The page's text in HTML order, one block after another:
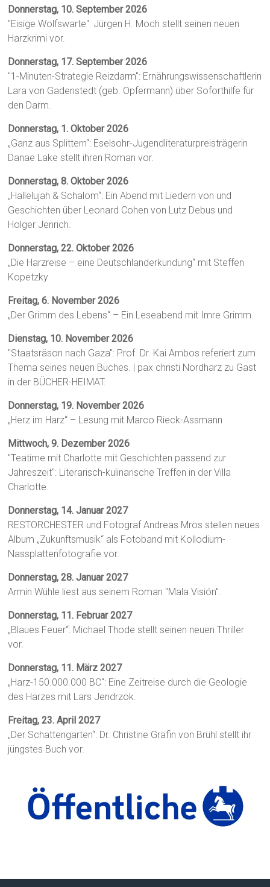
Donnerstag, 10. September 2026
"Eisige Wolfswarte": Jürgen H. Moch stellt seinen neuen
Harzkrimi vor.
Donnerstag, 17. September 2026
"1-Minuten-Strategie Reizdarm": Ernährungswissenschaftlerin
Lara von Gadenstedt (geb. Opfermann) über Soforthilfe für
den Darm.
Donnerstag, 1. Oktober 2026
„Ganz aus Splittern“: Eselsohr-Jugendliteraturpreisträgerin
Danae Lake stellt ihren Roman vor.
Donnerstag, 8. Oktober 2026
„Hallelujah & Schalom“: Ein Abend mit Liedern von und
Geschichten über Leonard Cohen von Lutz Debus und
Holger Jenrich.
Donnerstag, 22. Oktober 2026
„Die Harzreise – eine Deutschlanderkundung“ mit Steffen
Kopetzky
Freitag, 6. November 2026
„Der Grimm des Lebens“ – Ein Leseabend mit Imre Grimm.
Dienstag, 10. November 2026
"Staatsräson nach Gaza": Prof. Dr. Kai Ambos referiert zum
Thema seines neuen Buches. | pax christi Nordharz zu Gast
in der BÜCHER-HEIMAT.
Donnerstag, 19. November 2026
„Herz im Harz“ – Lesung mit Marco Rieck-Assmann
Mittwoch, 9. Dezember 2026
"Teatime mit Charlotte mit Geschichten passend zur
Jahreszeit": Literarisch-kulinarische Treffen in der Villa
Charlotte.
Donnerstag, 14. Januar 2027
RESTORCHESTER und Fotograf Andreas Mros stellen neues
Album „Zukunftsmusik“ als Fotoband mit Kollodium-
Nassplattenfotografie vor.
Donnerstag, 28. Januar 2027
Armin Wühle liest aus seinem Roman "Mala Visión".
Donnerstag, 11. Februar 2027
„Blaues Feuer“: Michael Thode stellt seinen neuen Thriller
vor.
Donnerstag, 11. März 2027
„Harz-150.000.000 BC“: Eine Zeitreise durch die Geologie
des Harzes mit Lars Jendrzok.
Freitag, 23. April 2027
„Der Schattengarten“: Dr. Christine Gräfin von Brühl stellt ihr
jüngstes Buch vor.